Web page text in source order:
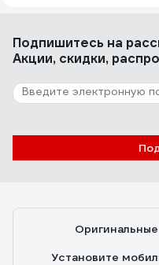
Подпишитесь на
Акции, скидки,
Установите